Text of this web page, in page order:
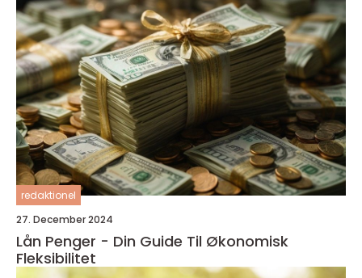
redaktionel
27. December 2024
Lån Penger - Din Guide Til Økonomisk
Fleksibilitet